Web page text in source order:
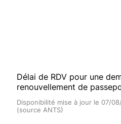
Délai de RDV pour une
renouvellement de
Disponibilité mise à jour le 07/
(source ANTS)